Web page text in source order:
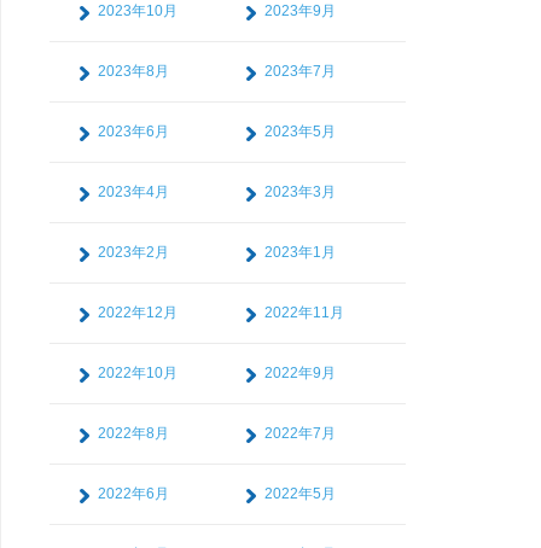
2023年10月 2023年9月
2023年8月 2023年7月
2023年6月 2023年5月
2023年4月 2023年3月
2023年2月 2023年1月
2022年12月 2022年11月
2022年10月 2022年9月
2022年8月 2022年7月
2022年6月 2022年5月